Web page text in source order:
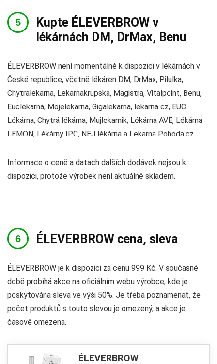
Kupte ÉLEVERBROW v
lékárnách DM, DrMax, Benu
ÉLEVERBROW není momentálně k dispozici v lékárnách v
České republice, včetně lékáren DM, DrMax, Pilulka,
Chytralekarna, Lekarnakrupska, Magistra, Vitalpoint, Benu,
Euclekarna, Mojelekarna, Gigalekarna, lekarna cz, EUC
Lékárna, Chytrá lékárna, Mujlekarnik, Lékárna AVE, Lékárna
LEMON, Lékárny IPC, NEJ lékárna a Lekarna Pohoda.cz.
Informace o ceně a datach dalších dodávek nejsou k
dispozici, protože výrobek není aktuálně skladem.
ÉLEVERBROW cena, sleva
ÉLEVERBROW je k dispozici za cenu 999 Kč. V současné
době probíhá akce na oficiálním webu výrobce, kde je
poskytována sleva ve výši 50%. Je třeba poznamenat, že
počet produktů s touto slevou je omezený, a akce je
časově omezena.
ÉLEVERBROW